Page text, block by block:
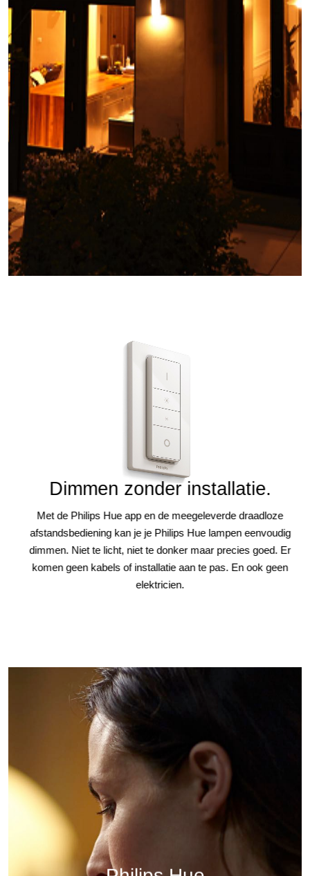
Dimmen zonder installatie.
Met de Philips Hue app en de meegeleverde draadloze
afstandsbediening kan je je Philips Hue lampen eenvoudig
dimmen. Niet te licht, niet te donker maar precies goed. Er
komen geen kabels of installatie aan te pas. En ook geen
elektricien.